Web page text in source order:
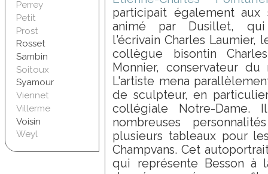
Perrey
Petit
Prost
Rosset
Sambin
Soitoux
Syamour
Viennet
Villerme
Voisin
Weyl
participait également
animé par Dusillet, qui
l'écrivain Charles Laumier,
collègue bisontin
Monnier, conservateur du
L'artiste mena
de sculpteur, en
collégiale Notre-
nombreuses
plusieurs tableaux pour
Champvans. Cet
qui représente Besson